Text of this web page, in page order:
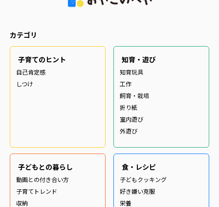
カテゴリ
子育てのヒント
自己肯定感
しつけ
知育・遊び
知育玩具
工作
飼育・栽培
折り紙
室内遊び
外遊び
子どもとの暮らし
動画との付き合い方
子育てトレンド
収納
食・レシピ
子どもクッキング
好き嫌い克服
栄養